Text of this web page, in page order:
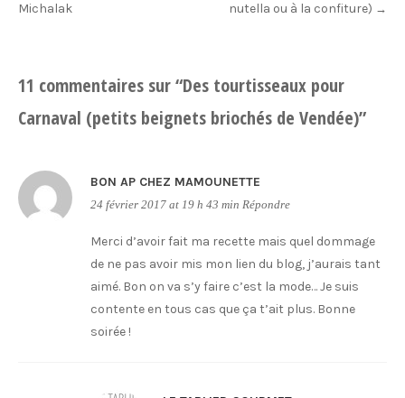
Michalak
nutella ou à la confiture) →
11 commentaires sur “Des tourtisseaux pour
Carnaval (petits beignets briochés de Vendée)”
BON AP CHEZ MAMOUNETTE
24 février 2017 at 19 h 43 min Répondre
Merci d’avoir fait ma recette mais quel dommage
de ne pas avoir mis mon lien du blog, j’aurais tant
aimé. Bon on va s’y faire c’est la mode… Je suis
contente en tous cas que ça t’ait plus. Bonne
soirée !